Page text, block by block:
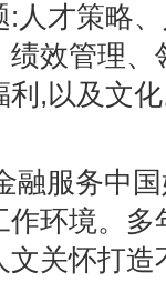
:人才策略
绩效管理
,以及文化
融服务中
作环境。
文关怀打